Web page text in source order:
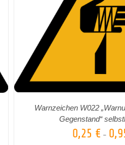
Warnzeichen W022
Gegenstand“
0,25 € –